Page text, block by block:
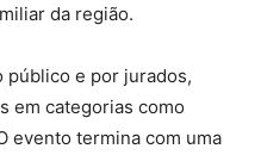
da região.
público e por jurados,
em categorias como
evento termina com uma